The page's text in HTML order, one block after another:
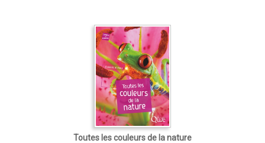
Toutes les couleurs de la nature